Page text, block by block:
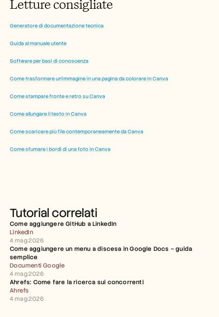
Letture consigliate
Generatore di documentazione tecnica
Guida al manuale utente
Software per basi di conoscenza
Come trasformare un'immagine in una pagina da colorare in Canva
Come stampare fronte e retro su Canva
Come allungare il testo in Canva
Come scaricare più file contemporaneamente da Canva
Come sfumare i bordi di una foto in Canva
Tutorial correlati
Come aggiungere GitHub a LinkedIn
LinkedIn
4 mag 2026
Come aggiungere un menu a discesa in Google Docs – guida
semplice
Documenti Google
4 mag 2026
Ahrefs: Come fare la ricerca sui concorrenti
Ahrefs
4 mag 2026